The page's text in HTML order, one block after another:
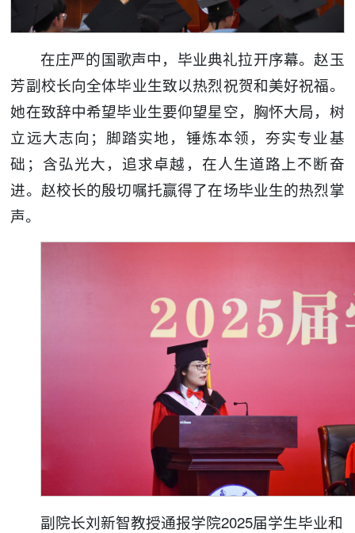
在庄严的国歌声中，毕业典礼拉开序幕。赵玉
芳副校长向全体毕业生致以热烈祝贺和美好祝福。
她在致辞中希望毕业生要仰望星空，胸怀大局，树
立远大志向；脚踏实地，锤炼本领，夯实专业基
础；含弘光大，追求卓越，在人生道路上不断奋
进。赵校长的殷切嘱托赢得了在场毕业生的热烈掌
声。
副院长刘新智教授通报学院2025届学生毕业和